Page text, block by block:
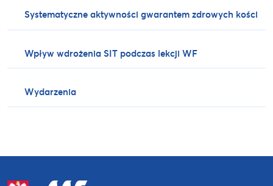
Systematyczne aktywności gwarantem zdrowych kości
Wpływ wdrożenia SIT podczas lekcji WF
Wydarzenia